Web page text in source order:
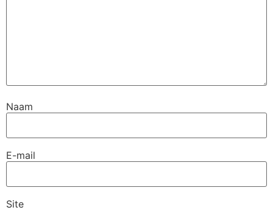
Naam
E-mail
Site